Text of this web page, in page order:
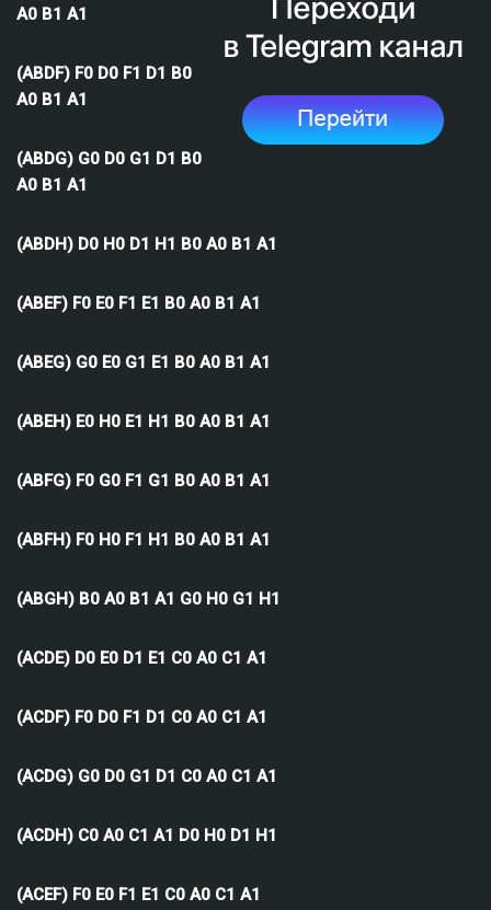
A0 B1 A1
(ABDF) F0 D0 F1 D1 B0
A0 B1 A1
(ABDG) G0 D0 G1 D1 B0
A0 B1 A1
(ABDH) D0 H0 D1 H1 B0 A0 B1 A1
(ABEF) F0 E0 F1 E1 B0 A0 B1 A1
(ABEG) G0 E0 G1 E1 B0 A0 B1 A1
(ABEH) E0 H0 E1 H1 B0 A0 B1 A1
(ABFG) F0 G0 F1 G1 B0 A0 B1 A1
(ABFH) F0 H0 F1 H1 B0 A0 B1 A1
(ABGH) B0 A0 B1 A1 G0 H0 G1 H1
(ACDE) D0 E0 D1 E1 C0 A0 C1 A1
(ACDF) F0 D0 F1 D1 C0 A0 C1 A1
(ACDG) G0 D0 G1 D1 C0 A0 C1 A1
(ACDH) C0 A0 C1 A1 D0 H0 D1 H1
(ACEF) F0 E0 F1 E1 C0 A0 C1 A1